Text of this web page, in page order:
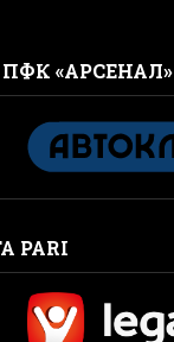
«АРСЕНАЛ»
PARI